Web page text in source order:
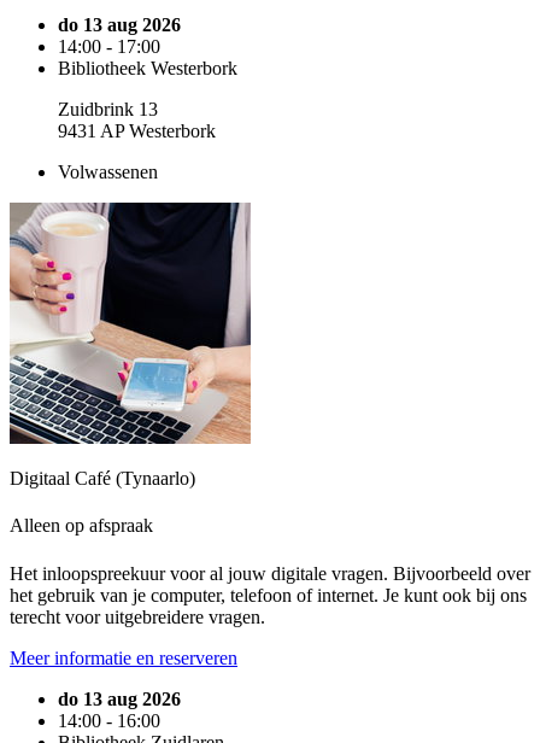
do 13 aug 2026
14:00 - 17:00
Bibliotheek Westerbork
Zuidbrink 13
9431 AP Westerbork
Volwassenen
Digitaal Café (Tynaarlo)
Alleen op afspraak
Het inloopspreekuur voor al jouw digitale vragen. Bijvoorbeeld over
het gebruik van je computer, telefoon of internet. Je kunt ook bij ons
terecht voor uitgebreidere vragen.
Meer informatie en reserveren
do 13 aug 2026
14:00 - 16:00